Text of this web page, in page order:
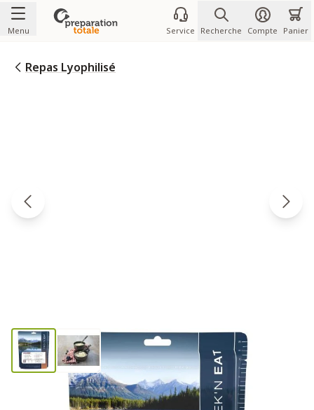
Allez au contenu
Menu Service Recherche Compte Panier
Repas Lyophilisé
Pudding au Riz à la Vanille en